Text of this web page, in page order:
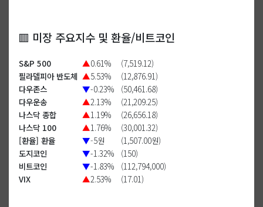
🟥 미장 주요지수 및 환율/비트코인
S&P 500 ▲0.61%
(7,519.12)
필라델피아 반도체 ▲5.53%
(12,876.91)
다우존스
▼-0.23%
(50,461.68)
다우운송
▲2.13%
(21,209.25)
나스닥 종합
▲1.19%
(26,656.18)
나스닥 100
▲1.76%
(30,001.32)
[환율] 환율
▼-5원
(1,507.00원)
도지코인
▼-1.32%
(150)
비트코인
▼-1.83%
(112,794,000)
VIX
▲2.53% (17.01)